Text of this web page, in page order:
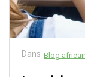
Dans Blog